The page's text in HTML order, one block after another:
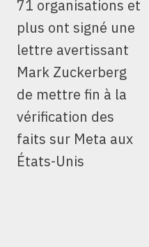
L’ARTICLE
71 organisations et
plus ont signé une
lettre avertissant
Mark Zuckerberg
de mettre fin à la
vérification des
faits sur Meta aux
États-Unis